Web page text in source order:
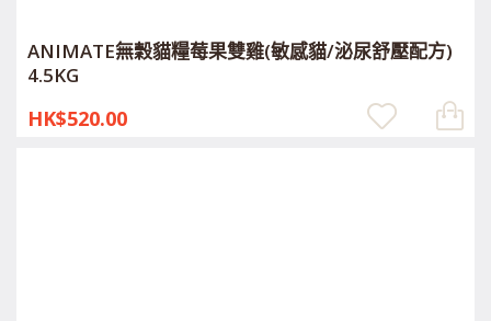
ANIMATE無穀貓糧莓果雙雞(敏感貓/泌尿舒壓配方)
4.5KG
HK$520.00